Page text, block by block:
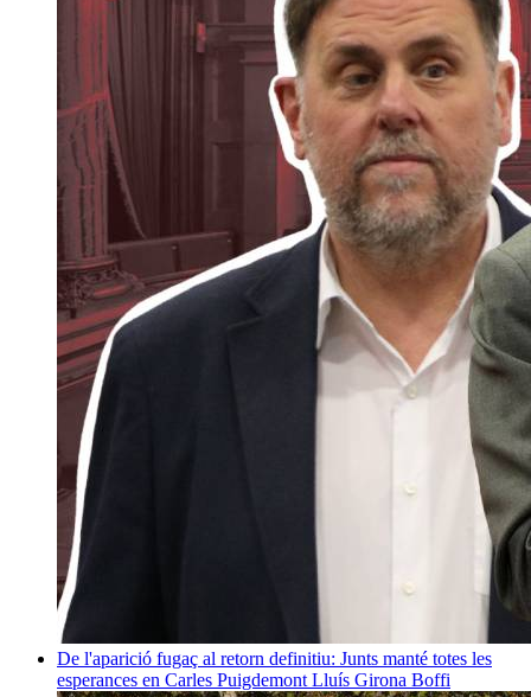
De l'aparició fugaç al retorn definitiu: Junts manté totes les
esperances en Carles Puigdemont Lluís Girona Boffi